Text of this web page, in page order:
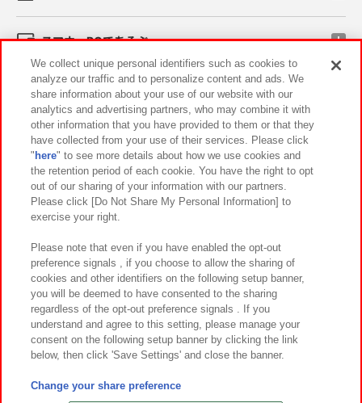
スマホ・PCであそぶ
イベント・キャンペーン
関連会社 サステナビリティ サイトポリシー
プライバシーポリシー ウェブアクセシビリティ方針と検証結果
お取引先さまとともに
カスタマーハラスメント対応方針 よくあるご質問・お問い合わせ
©Bandai Namco Amusement Inc.
©Bandai Namco Amusement Lab Inc.
We collect unique personal identifiers such as cookies to
analyze our traffic and to personalize content and ads. We
share information about your use of our website with our
analytics and advertising partners, who may combine it with
other information that you have provided to them or that they
have collected from your use of their services. Please click
" here" to see more details about how we use cookies and
the retention period of each cookie. You have the right to opt
out of our sharing of your information with our partners.
Please click [Do Not Share My Personal Information] to
exercise your right.
Please note that even if you have enabled the opt-out
preference signals , if you choose to allow the sharing of
cookies and other identifiers on the following setup banner,
you will be deemed to have consented to the sharing
regardless of the opt-out preference signals . If you
understand and agree to this setting, please manage your
consent on the following setup banner by clicking the link
below, then click 'Save Settings' and close the banner.
Change your share preference